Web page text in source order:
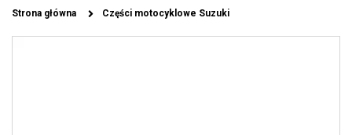
Strona główna Części motocyklowe Suzuki